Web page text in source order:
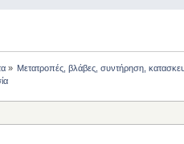
» Μετατροπές, βλάβες, συντήρηση,